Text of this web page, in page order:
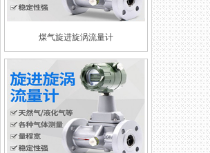
煤气旋进旋涡流量计